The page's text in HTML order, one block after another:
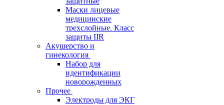
Маски лицевые
медицинские
трехслойные. Класс
защиты IIR
Акушерство и
гинекология
Набор для
идентификации
новорожденных
Прочее
Электроды для ЭКГ